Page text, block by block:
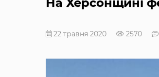
22 травня 2020 2570